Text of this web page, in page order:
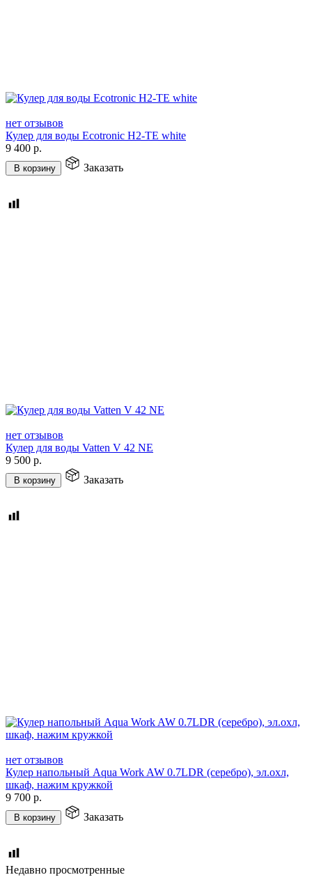
нет отзывов
Кулер для воды Ecotronic H2-TE white
9 400 р.
В корзину Заказать
нет отзывов
Кулер для воды Vatten V 42 NE
9 500 р.
В корзину Заказать
нет отзывов
Кулер напольный Aqua Work AW 0.7LDR (серебро), эл.охл,
шкаф, нажим кружкой
9 700 р.
В корзину Заказать
Недавно просмотренные